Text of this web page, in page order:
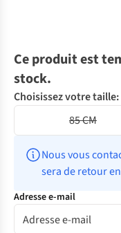
Ce produit est
stock.
Choisissez votre taille:
85 CM
Nous vous
sera de retour
Adresse e-mail